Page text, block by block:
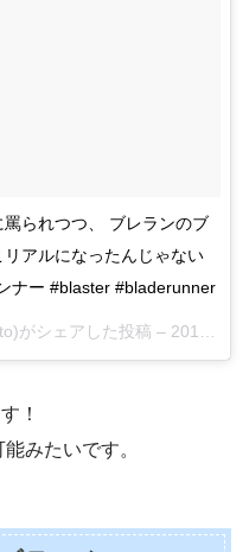
られつつ、 ブレランのブ
アルになったんじゃない
ナー #blaster #bladerunner
がシェアした投稿 – 2017 8月 14 2:56午前 PDT
！
みたいです。